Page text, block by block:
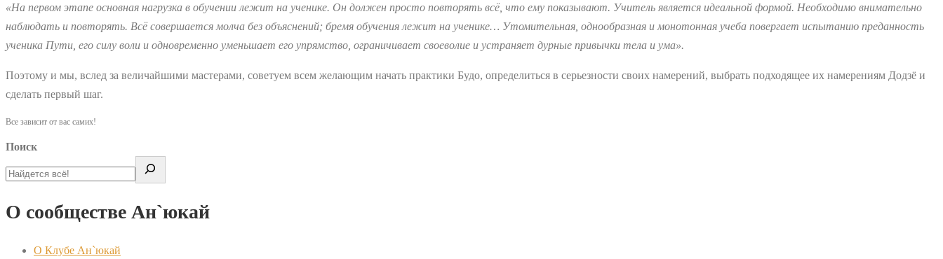
«На первом этапе основная нагрузка в обучении лежит на ученике. Он должен просто повторять всё, что ему показывают. Учитель является идеальной формой. Необходимо внимательно
наблюдать и повторять. Всё совершается молча без объяснений; бремя обучения лежит на ученике… Утомительная, однообразная и монотонная учеба повергает испытанию преданность
ученика Пути, его силу воли и одновременно уменьшает его упрямство, ограничивает своеволие и устраняет дурные привычки тела и ума».
Поэтому и мы, вслед за величайшими мастерами, советуем всем желающим начать практики Будо, определиться в серьезности своих намерений, выбрать подходящее их намерениям Додзё и
сделать первый шаг.
Все зависит от вас самих!
Поиск
О сообществе Ан`юкай
О Клубе Ан`юкай